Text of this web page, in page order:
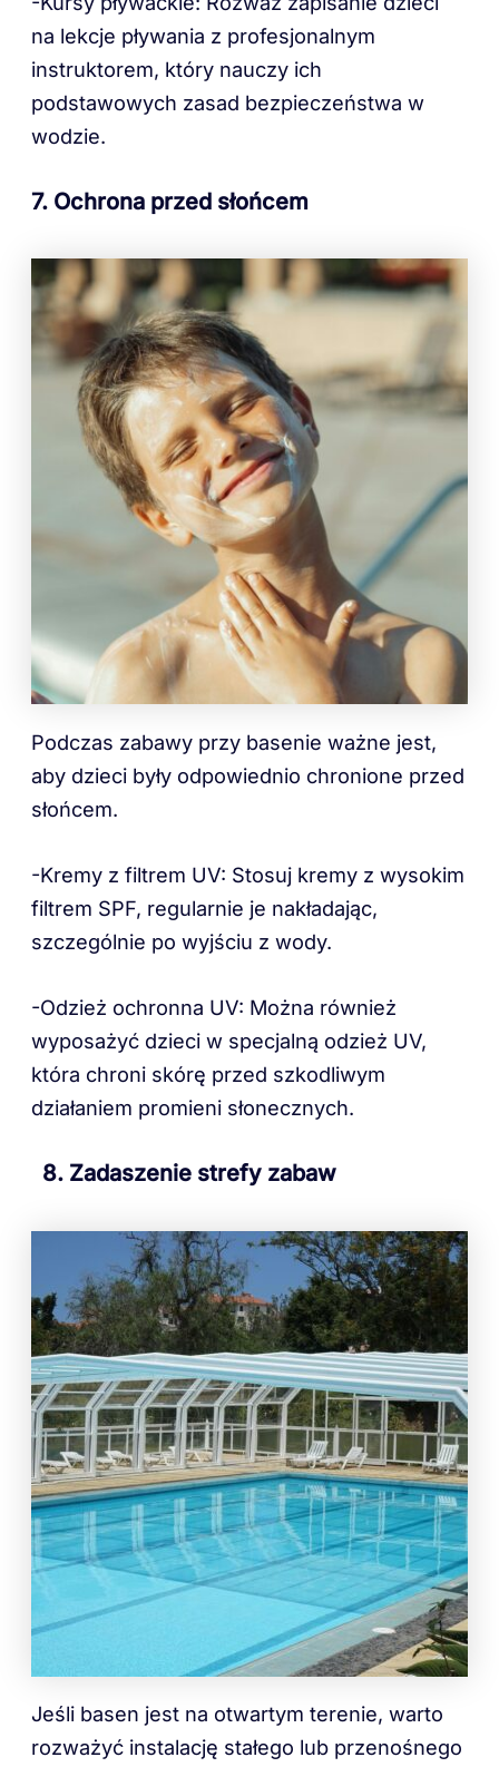
na lekcje pływania z profesjonalnym
instruktorem, który nauczy ich
podstawowych zasad bezpieczeństwa w
wodzie.
7. Ochrona przed słońcem
Podczas zabawy przy basenie ważne jest,
aby dzieci były odpowiednio chronione przed
słońcem.
-Kremy z filtrem UV: Stosuj kremy z wysokim
filtrem SPF, regularnie je nakładając,
szczególnie po wyjściu z wody.
-Odzież ochronna UV: Można również
wyposażyć dzieci w specjalną odzież UV,
która chroni skórę przed szkodliwym
działaniem promieni słonecznych.
8. Zadaszenie strefy zabaw
Jeśli basen jest na otwartym terenie, warto
rozważyć instalację stałego lub przenośnego